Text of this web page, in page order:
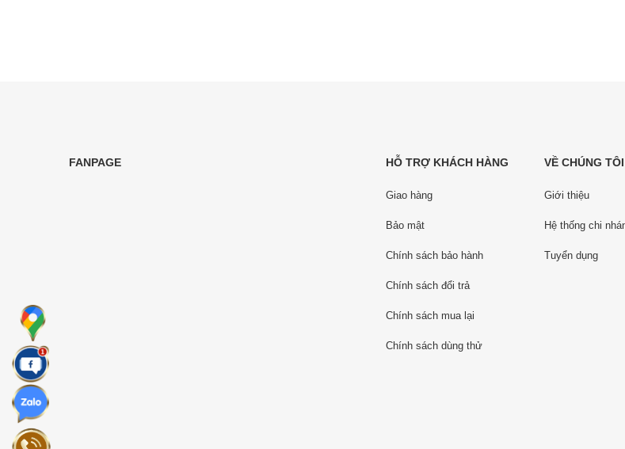
FANPAGE HỖ TRỢ KHÁCH HÀNG
Giao hàng
Bảo mật
Chính sách bảo hành
Chính sách đổi trả
Chính sách mua lại
Chính sách dùng thử
VỀ CHÚNG TÔI
Giới thiệu
Hệ thống chi
Tuyển dụng